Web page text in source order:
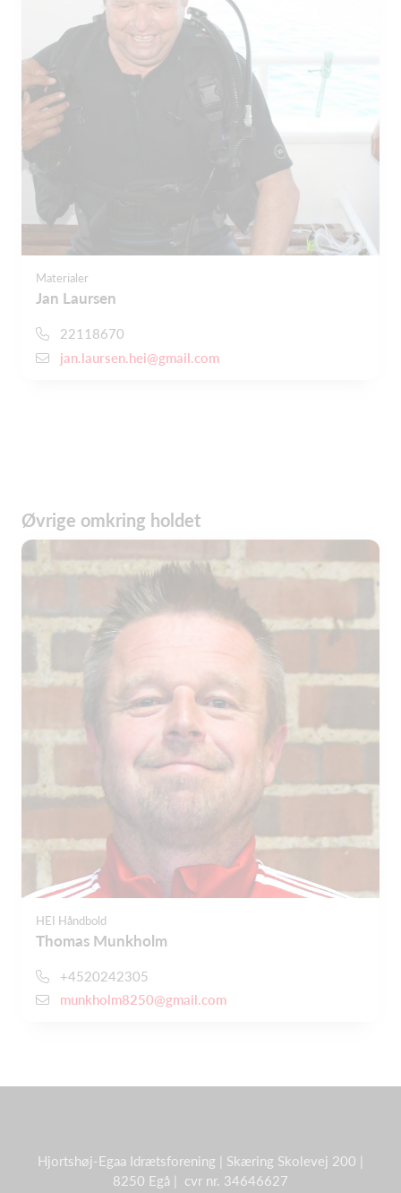
Materialer
Jan Laursen
22118670
jan.laursen.hei@gmail.com
Øvrige omkring holdet
HEI Håndbold
Thomas Munkholm
+4520242305
munkholm8250@gmail.com
Hjortshøj-Egaa Idrætsforening | Skæring Skolevej 200 |
8250 Egå | cvr nr. 34646627